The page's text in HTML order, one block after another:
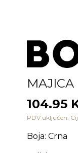
MAJICA
104.95
PDV uključen.
Boja: Crna